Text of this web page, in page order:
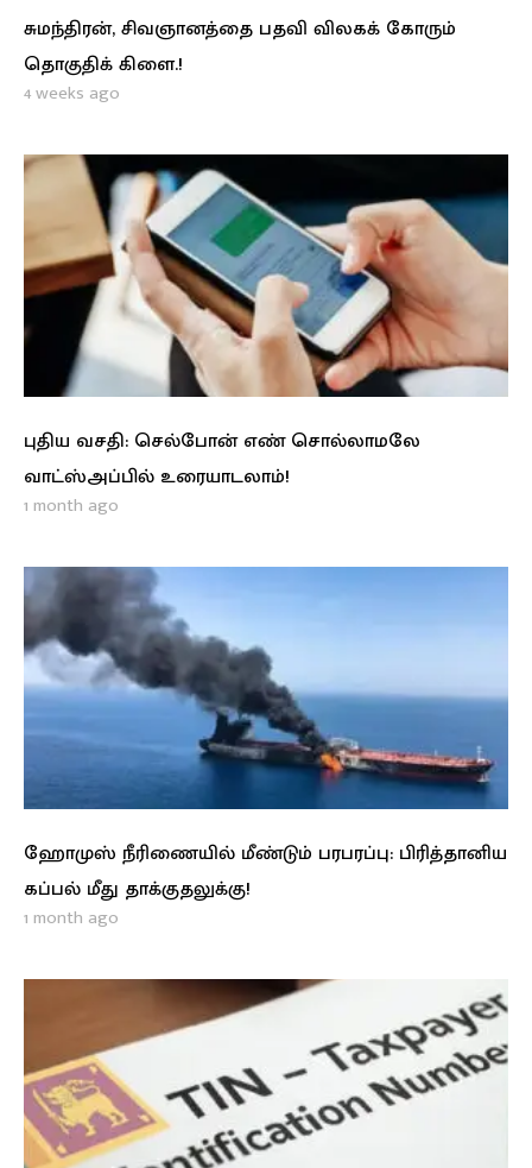
சுமந்திரன், சிவஞானத்தை பதவி விலகக் கோரும்
தொகுதிக் கிளை.!
4 weeks ago
புதிய வசதி: செல்போன் எண் சொல்லாமலே
வாட்ஸ்அப்பில் உரையாடலாம்!
1 month ago
ஹோமுஸ் நீரிணையில் மீண்டும் பரபரப்பு: பிரித்தானிய
கப்பல் மீது தாக்குதலுக்கு!
1 month ago